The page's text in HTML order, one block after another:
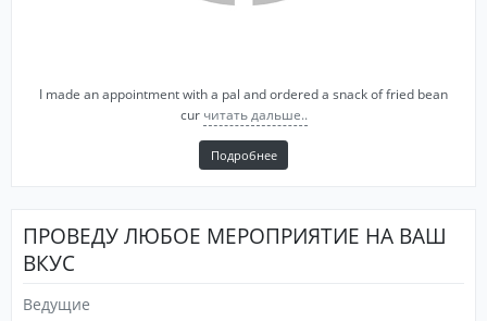
I made an appointment with a pal and ordered a snack of fried bean
cur читать дальше..
Подробнее
ПРОВЕДУ ЛЮБОЕ МЕРОПРИЯТИЕ НА ВАШ
ВКУС
Ведущие